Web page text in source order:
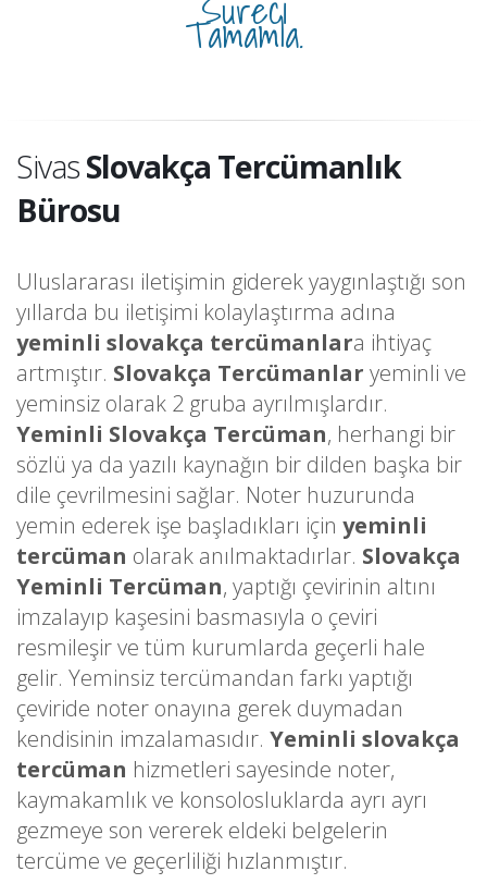
Tamamla.
SivasSlovakça Tercümanlık
Bürosu
Uluslararası iletişimin giderek yaygınlaştığı son
yıllarda bu iletişimi kolaylaştırma adına
yeminli slovakça tercümanlara ihtiyaç
artmıştır. Slovakça Tercümanlar yeminli ve
yeminsiz olarak 2 gruba ayrılmışlardır.
Yeminli Slovakça Tercüman, herhangi bir
sözlü ya da yazılı kaynağın bir dilden başka bir
dile çevrilmesini sağlar. Noter huzurunda
yemin ederek işe başladıkları için yeminli
tercüman olarak anılmaktadırlar. Slovakça
Yeminli Tercüman, yaptığı çevirinin altını
imzalayıp kaşesini basmasıyla o çeviri
resmileşir ve tüm kurumlarda geçerli hale
gelir. Yeminsiz tercümandan farkı yaptığı
çeviride noter onayına gerek duymadan
kendisinin imzalamasıdır. Yeminli slovakça
tercüman hizmetleri sayesinde noter,
kaymakamlık ve konsolosluklarda ayrı ayrı
gezmeye son vererek eldeki belgelerin
tercüme ve geçerliliği hızlanmıştır.